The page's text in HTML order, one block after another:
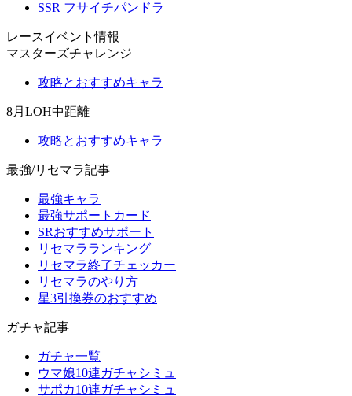
SSR フサイチパンドラ
レースイベント情報
マスターズチャレンジ
攻略とおすすめキャラ
8月LOH中距離
攻略とおすすめキャラ
最強/リセマラ記事
最強キャラ
最強サポートカード
SRおすすめサポート
リセマラランキング
リセマラ終了チェッカー
リセマラのやり方
星3引換券のおすすめ
ガチャ記事
ガチャ一覧
ウマ娘10連ガチャシミュ
サポカ10連ガチャシミュ